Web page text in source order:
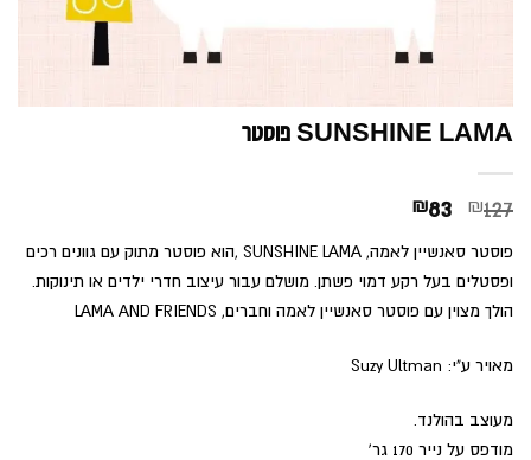
SUNSHINE LAMA פוסטר
₪127
המחיר
היה:
₪127.
₪83
הוא:
₪83.
פוסטר סאנשיין לאמה, SUNSHINE LAMA ,הוא פוסטר מתוק עם גוונים רכים
ופסטלים בעל רקע דמוי פשתן. מושלם עבור עיצוב חדרי ילדים או תינוקות.
הולך מצוין עם פוסטר סאנשיין לאמה וחברים, LAMA AND FRIENDS
מאויר ע"י: Suzy Ultman
מעוצב בהולנד.
מודפס על נייר 170 גר'